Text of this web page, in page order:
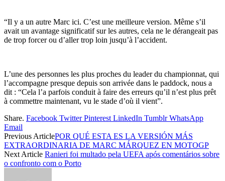
“Il y a un autre Marc ici. C’est une meilleure version. Même s’il
avait un avantage significatif sur les autres, cela ne le dérangeait pas
de trop forcer ou d’aller trop loin jusqu’à l’accident.
L’une des personnes les plus proches du leader du championnat, qui
l’accompagne presque depuis son arrivée dans le paddock, nous a
dit : “Cela l’a parfois conduit à faire des erreurs qu’il n’est plus prêt
à commettre maintenant, vu le stade d’où il vient”.
Share. Facebook Twitter Pinterest LinkedIn Tumblr WhatsApp
Email
Previous ArticlePOR QUÉ ESTA ES LA VERSIÓN MÁS
EXTRAORDINARIA DE MARC MÁRQUEZ EN MOTOGP
Next Article Ranieri foi multado pela UEFA após comentários sobre
o confronto com o Porto